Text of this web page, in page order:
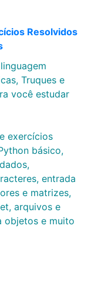
Resolvidos
Truques e
você estudar
exercícios
básico,
entrada
e matrizes,
arquivos e
objetos e muito